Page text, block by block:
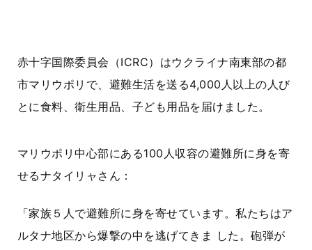
赤十字国際委員会（ICRC）はウクライナ南東部の都
市マリウポリで、避難生活を送る4,000人以上の人び
とに食料、衛生用品、子ども用品を届けました。
マリウポリ中心部にある100 人収容の避難所に身を寄
せるナタイリャさん：
「家族５人で避難所に身を寄せています。私たちはア
ルタナ地区から爆撃の中を逃げてきま した。砲弾が